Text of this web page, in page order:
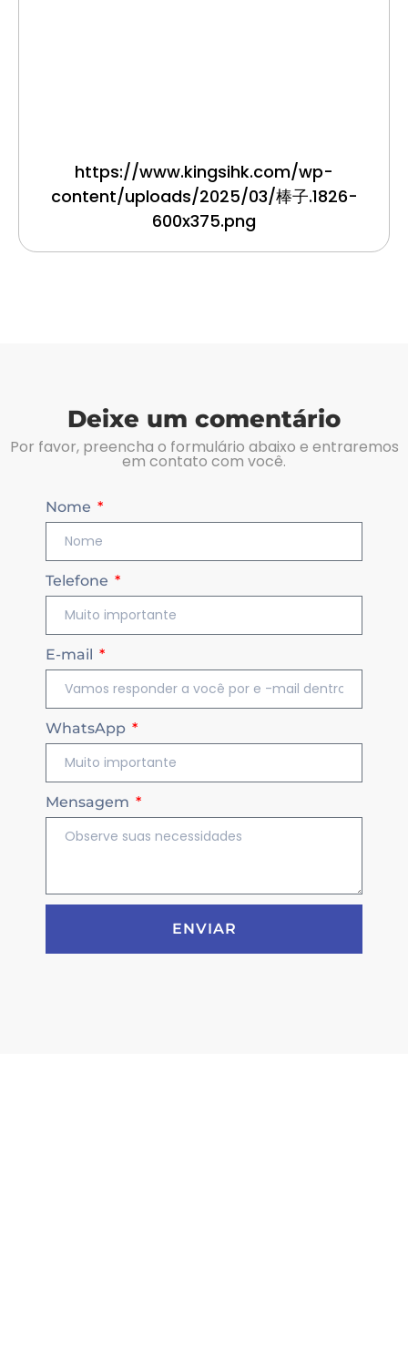
https://www.kingsihk.com/wp-
content/uploads/2025/03/棒子.1826-
600x375.png
Deixe um comentário
Por favor, preencha o formulário abaixo e entraremos
em contato com você.
Nome
Telefone
E-mail
WhatsApp
Mensagem
ENVIAR